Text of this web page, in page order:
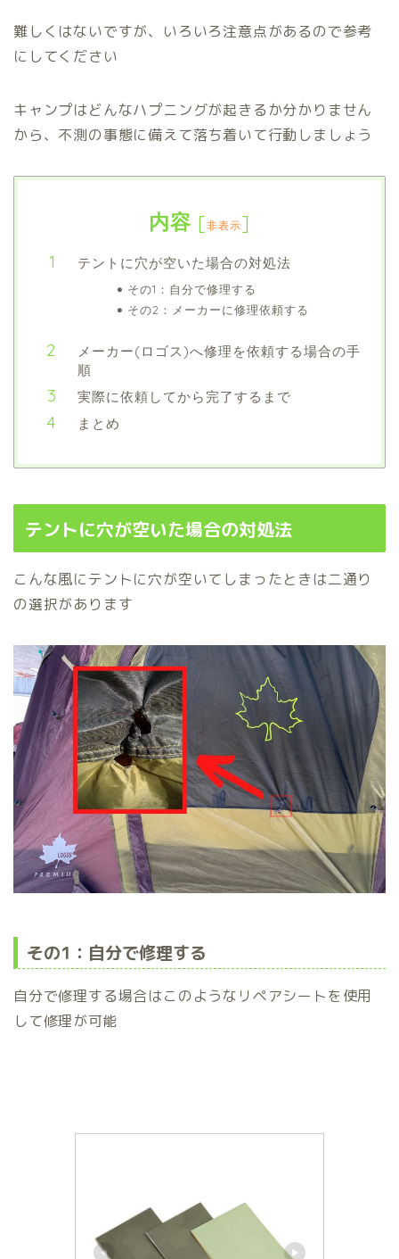
難しくはないですが、いろいろ注意点があるので参考
にしてください
キャンプはどんなハプニングが起きるか分かりません
から、不測の事態に備えて落ち着いて行動しましょう
内容 [非表示]
テントに穴が空いた場合の対処法
その1：自分で修理する
その2：メーカーに修理依頼する
メーカー(ロゴス)へ修理を依頼する場合の手
順
実際に依頼してから完了するまで
まとめ
テントに穴が空いた場合の対処法
こんな風にテントに穴が空いてしまったときは二通り
の選択があります
その1：自分で修理する
自分で修理する場合はこのようなリペアシートを使用
して修理が可能